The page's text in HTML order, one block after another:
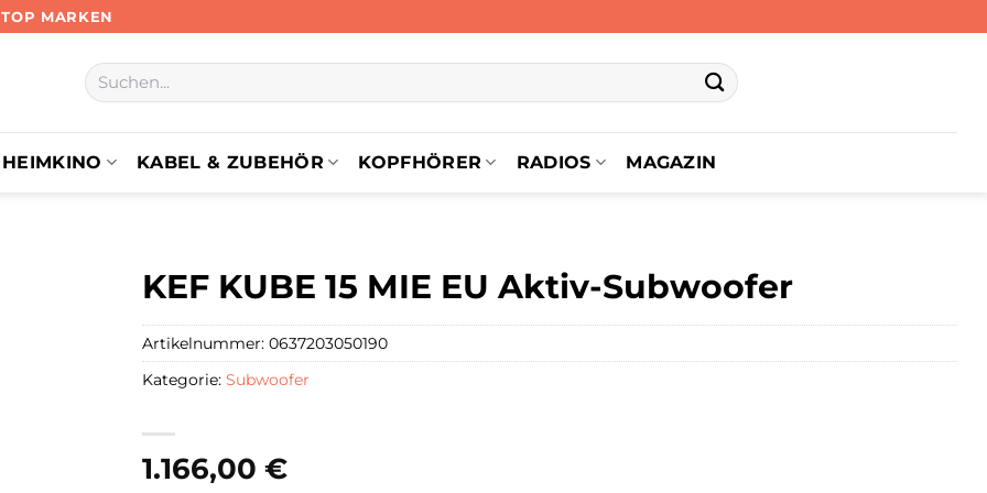
MARKEN
Suchen
nach:
HEIMKINO KABEL & ZUBEHÖR KOPFHÖRER RADIOS MAGAZIN
KEF KUBE 15 MIE EU Aktiv-Subwoofer
1.166,00 €
Artikelnummer: 0637203050190
Kategorie: Subwoofer